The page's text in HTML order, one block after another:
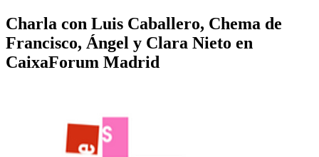
Charla con Luis Caballero, Chema de
Francisco, Ángel y Clara Nieto en
CaixaForum Madrid